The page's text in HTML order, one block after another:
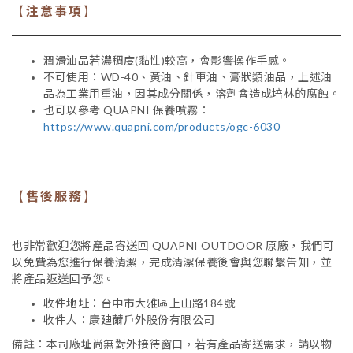
【 注意事項 】
潤滑油品若濃稠度(黏性)較高，會影響操作手感。
不可使用：WD-40、黃油、針車油、膏狀類油品，上述油
品為工業用重油，因其成分關係，溶劑會造成培林的腐蝕。
也可以參考 QUAPNI 保養噴霧：
https://www.quapni.com/products/ogc-6030
【 售後服務 】
也非常歡迎您將產品寄送回 QUAPNI OUTDOOR 原廠，我們可
以免費為您進行保養清潔，完成清潔保養後會與您聯繫告知，並
將產品返送回予您。
收件地址：台中市大雅區上山路184號
收件人：康廸薾戶外股份有限公司
備註：本司廠址尚無對外接待窗口，若有產品寄送需求，請以物